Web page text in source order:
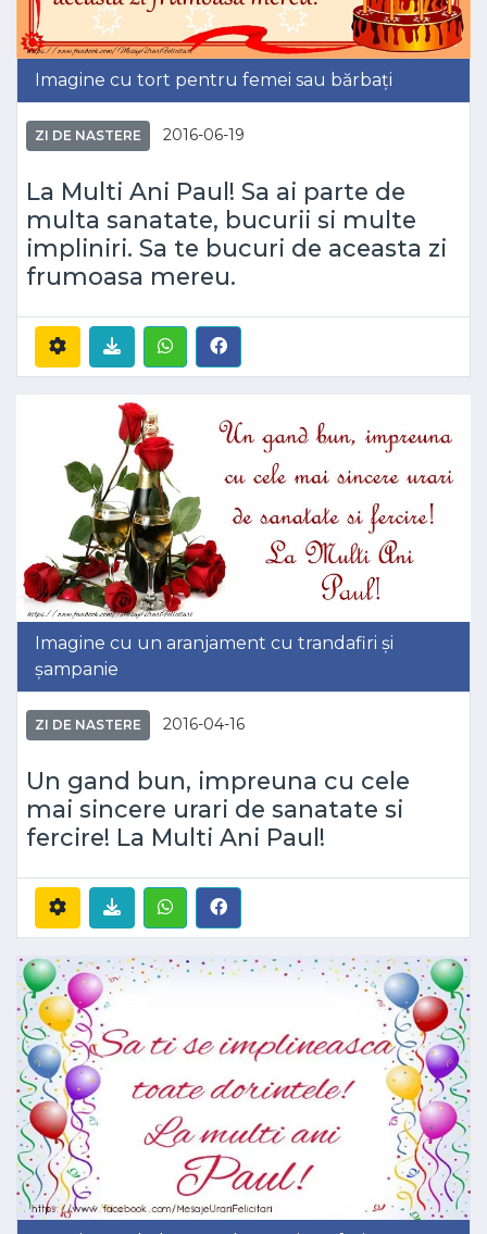
Imagine cu tort pentru femei sau bărbați
ZI DE NASTERE 2016-06-19
La Multi Ani Paul! Sa ai parte de
multa sanatate, bucurii si multe
impliniri. Sa te bucuri de aceasta zi
frumoasa mereu.
Imagine cu un aranjament cu trandafiri și
șampanie
ZI DE NASTERE 2016-04-16
Un gand bun, impreuna cu cele
mai sincere urari de sanatate si
fercire! La Multi Ani Paul!